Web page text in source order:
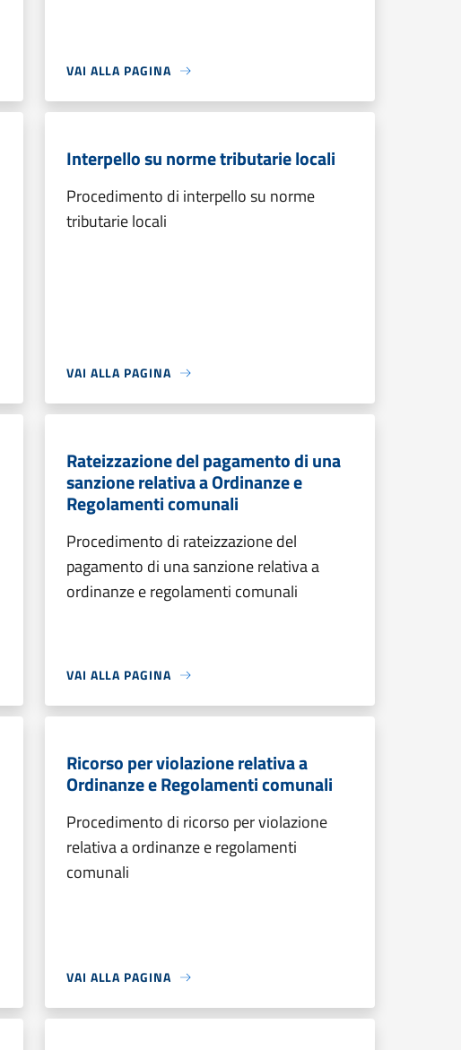
VAI ALLA PAGINA
Interpello su norme tributarie locali
Procedimento di interpello su norme
tributarie locali
VAI ALLA PAGINA
Rateizzazione del pagamento di una
sanzione relativa a Ordinanze e
Regolamenti comunali
Procedimento di rateizzazione del
pagamento di una sanzione relativa a
ordinanze e regolamenti comunali
VAI ALLA PAGINA
Ricorso per violazione relativa a
Ordinanze e Regolamenti comunali
Procedimento di ricorso per violazione
relativa a ordinanze e regolamenti
comunali
VAI ALLA PAGINA